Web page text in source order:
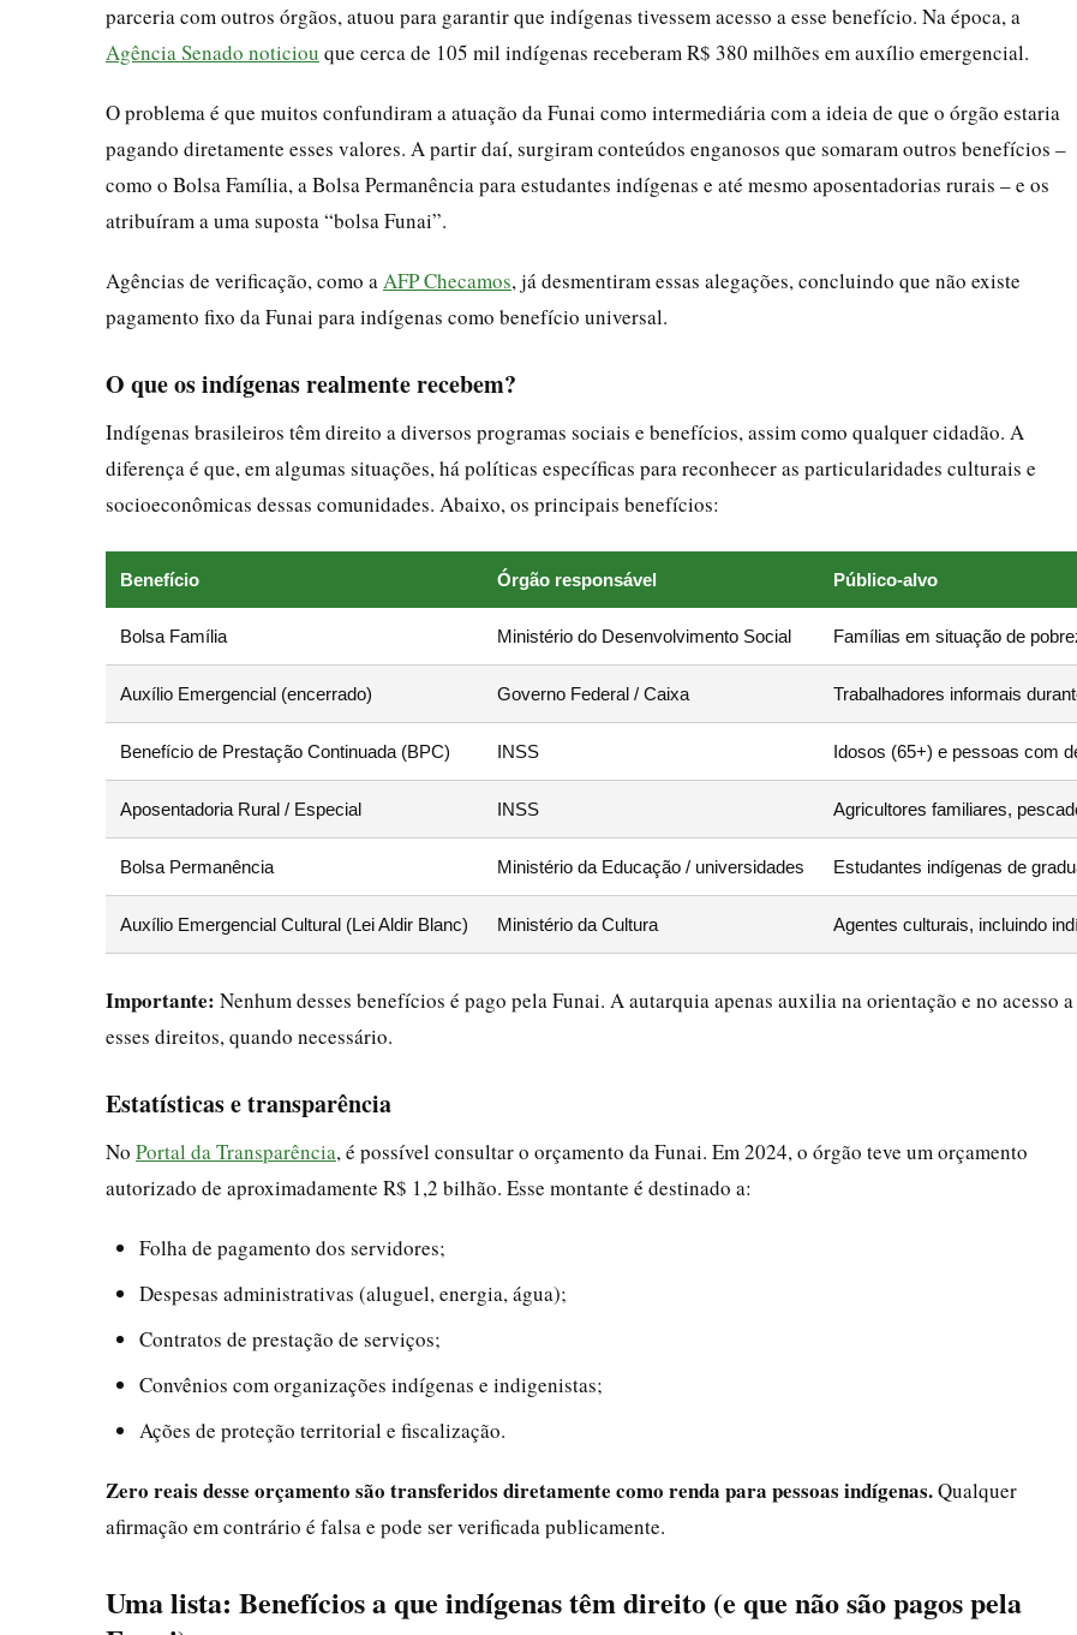
parceria com outros órgãos, atuou para garantir que indígenas tivessem acesso a esse benefício. Na época, a
Agência Senado noticiou que cerca de 105 mil indígenas receberam R$ 380 milhões em auxílio emergencial.
O problema é que muitos confundiram a atuação da Funai como intermediária com a ideia de que o órgão estaria
pagando diretamente esses valores. A partir daí, surgiram conteúdos enganosos que somaram outros benefícios –
como o Bolsa Família, a Bolsa Permanência para estudantes indígenas e até mesmo aposentadorias rurais – e os
atribuíram a uma suposta “bolsa Funai”.
Agências de verificação, como a AFP Checamos, já desmentiram essas alegações, concluindo que não existe
pagamento fixo da Funai para indígenas como benefício universal.
O que os indígenas realmente recebem?
Indígenas brasileiros têm direito a diversos programas sociais e benefícios, assim como qualquer cidadão. A
diferença é que, em algumas situações, há políticas específicas para reconhecer as particularidades culturais e
socioeconômicas dessas comunidades. Abaixo, os principais benefícios:
Benefício Órgão responsável Público-alvo
Bolsa Família Ministério do Desenvolvimento Social Famílias em situação de
Auxílio Emergencial (encerrado) Governo Federal / Caixa Trabalhadores informais
Benefício de Prestação Continuada (BPC) INSS Idosos (65+) e pessoas com
Aposentadoria Rural / Especial INSS Agricultores familiares,
Bolsa Permanência Ministério da Educação / universidades Estudantes indígenas de
Auxílio Emergencial Cultural (Lei Aldir Blanc) Ministério da Cultura Agentes culturais, incluindo
Importante: Nenhum desses benefícios é pago pela Funai. A autarquia apenas auxilia na orientação e no acesso a
esses direitos, quando necessário.
Estatísticas e transparência
No Portal da Transparência, é possível consultar o orçamento da Funai. Em 2024, o órgão teve um orçamento
autorizado de aproximadamente R$ 1,2 bilhão. Esse montante é destinado a:
Folha de pagamento dos servidores;
Despesas administrativas (aluguel, energia, água);
Contratos de prestação de serviços;
Convênios com organizações indígenas e indigenistas;
Ações de proteção territorial e fiscalização.
Zero reais desse orçamento são transferidos diretamente como renda para pessoas indígenas.Qualquer
afirmação em contrário é falsa e pode ser verificada publicamente.
Uma lista: Benefícios a que indígenas têm direito (e que não são pagos pela